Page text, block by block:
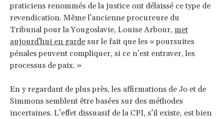
praticiens renommés de la justice ont délaissé ce type de
revendication. Même l’ancienne procureure du
Tribunal pour la Yougoslavie, Louise Arbour, met
aujourd'hui en garde sur le fait que les « poursuites
pénales peuvent compliquer, si ce n’est entraver, les
processus de paix. »
En y regardant de plus près, les affirmations de Jo et de
Simmons semblent être basées sur des méthodes
incertaines. L’effet dissuasif de la CPI, s’il existe, est bien